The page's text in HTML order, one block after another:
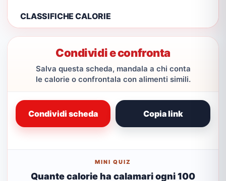
CLASSIFICHE CALORIE
Condividi e confronta
Salva questa scheda, mandala a chi conta
le calorie o confrontala con alimenti simili.
Condividi scheda Copia link
MINI QUIZ
Quante calorie ha calamari ogni 100